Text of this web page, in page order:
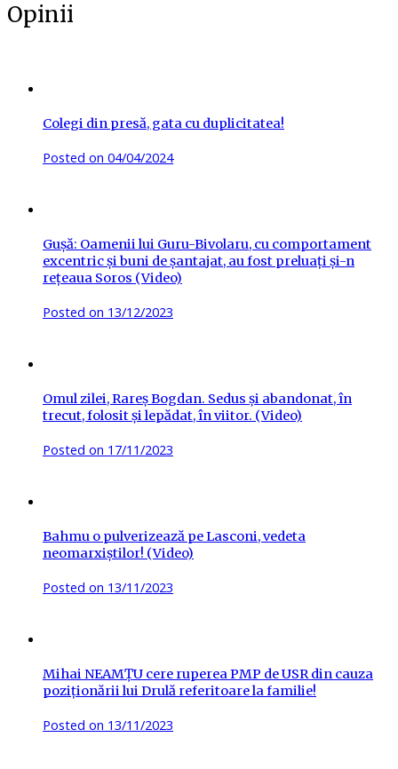
Opinii
Colegi din presă, gata cu duplicitatea!
Posted on 04/04/2024
Gușă: Oamenii lui Guru-Bivolaru, cu comportament
excentric și buni de șantajat, au fost preluați și-n
rețeaua Soros (Video)
Posted on 13/12/2023
Omul zilei, Rareș Bogdan. Sedus și abandonat, în
trecut, folosit și lepădat, în viitor. (Video)
Posted on 17/11/2023
Bahmu o pulverizează pe Lasconi, vedeta
neomarxiștilor! (Video)
Posted on 13/11/2023
Mihai NEAMȚU cere ruperea PMP de USR din cauza
poziționării lui Drulă referitoare la familie!
Posted on 13/11/2023